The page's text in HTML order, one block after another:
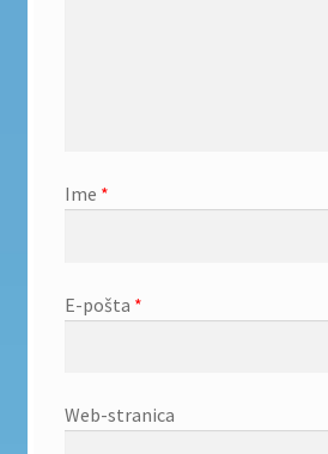
Ime *
E-pošta *
Web-stranica